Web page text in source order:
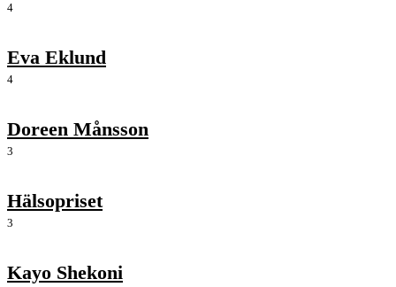
4
Eva Eklund
4
Doreen Månsson
3
Hälsopriset
3
Kayo Shekoni